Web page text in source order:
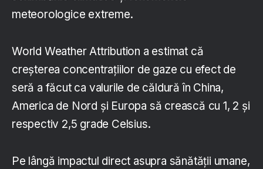
meteorologice extreme.
World Weather Attribution a estimat că
creșterea concentrațiilor de gaze cu efect de
seră a făcut ca valurile de căldură în China,
America de Nord și Europa să crească cu 1, 2 și
respectiv 2,5 grade Celsius.
Pe lângă impactul direct asupra sănătății umane,